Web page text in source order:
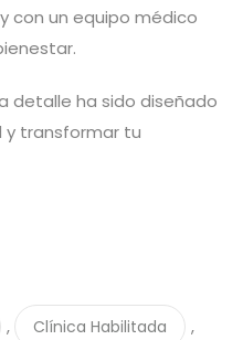
con un equipo médico
detalle ha sido diseñado
y transformar tu
, Clínica Habilitada ,